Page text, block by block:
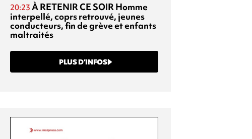
20:23 À RETENIR CE SOIR Homme
interpellé, coprs retrouvé, jeunes
conducteurs, fin de grève et enfants
maltraités
PLUS D’INFOS